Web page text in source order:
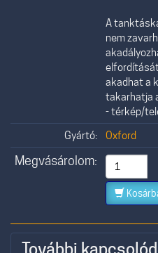
A
nem
akadhat a
takarhatja
- térkép/
Gyártó:
Oxford
Megvásárolom: